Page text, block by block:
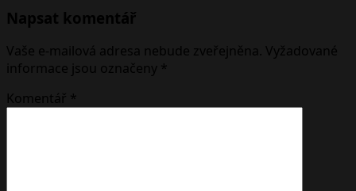
Napsat komentář
Vaše e-mailová adresa nebude zveřejněna. Vyžadované
informace jsou označeny *
Komentář *